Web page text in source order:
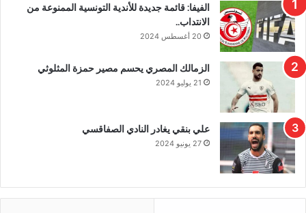
الفيفا: قائمة جديدة للأندية التونسية الممنوعة من
الانتداب..
20 أغسطس 2024
الزمالك المصري يحسم مصير حمزة المثلوثي
21 يوليو 2024
علي بنقي يغادر النادي الصفاقسي
27 يونيو 2024